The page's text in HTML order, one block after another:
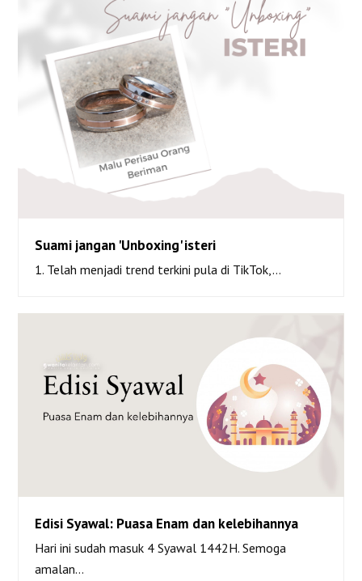
Suami jangan ‘Unboxing’ isteri
Suami jangan 'Unboxing' isteri
1. Telah menjadi trend terkini pula di TikTok,…
Edisi Syawal: Puasa Enam dan kelebihannya
Edisi Syawal: Puasa Enam dan kelebihannya
Hari ini sudah masuk 4 Syawal 1442H. Semoga
amalan…